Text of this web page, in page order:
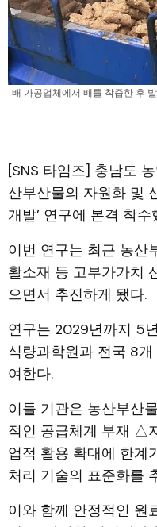
배 가공업체에서 배를 착즙한 후
[SNS 타임즈] 충남도
산부산물의 자원화 및
개발’ 연구에 본격 착
이번 연구는 최근 농산
활소재 등 고부가가치
으면서 추진하게 됐다.
연구는 2029년까지 5
식량과학원과 전국 8
여한다.
이들 기관은 농산부산
적인 공급체계 부재 △
업적 활용 확대에 한계
처리 기술의 표준화를
이와 함께 안정적인 원